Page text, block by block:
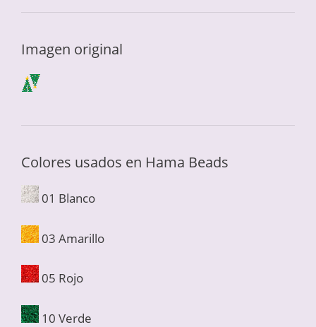
Imagen original
Colores usados en Hama Beads
01 Blanco
03 Amarillo
05 Rojo
10 Verde